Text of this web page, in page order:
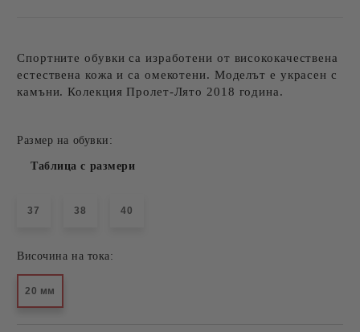
Спортните обувки са изработени от висококачествена
естествена кожа и са омекотени. Моделът е украсен с
камъни. Колекция Пролет-Лято 2018 година.
Размер на обувки:
Таблица с размери
37 38 40
Височина на тока:
20 мм